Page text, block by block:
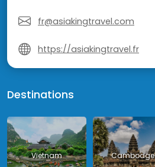
fr@asiakingtravel.com
https://asiakingtravel.fr
Destinations
Vietnam Cambodge